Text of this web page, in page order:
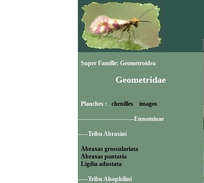
Super Famille: Geometroidea
Geometridae
Planches : chenilles imagos
----------------------------Ennominae
-----Tribu Abraxini
Abraxas grossulariata
Abraxas pantaria
Ligdia adustata
-----Tribu Alsophilini